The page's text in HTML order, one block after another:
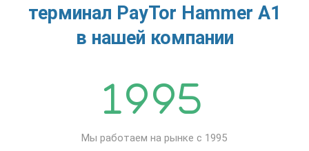
терминал PayTor Hammer A1
в нашей компании
Мы работаем на рынке с 1995